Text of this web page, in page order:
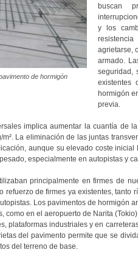
de hormigón
buscan
y los
agrietarse,
armado.
seguridad,
existentes
hormigón
previa.
implica aumentar la cuantía de
La eliminación de las juntas
aunque su elevado coste
especialmente en autopistas y
principalmente en firmes de
refuerzo de firmes ya existentes, tanto
Los pavimentos de hormigón
como en el aeropuerto de Narita
plataformas industriales y en
del pavimento permite que se
del terreno de base.